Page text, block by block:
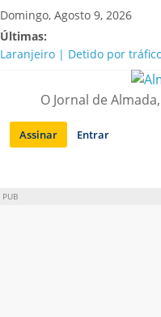
Saltar
para
conteúdo
Domingo, Agosto 9, 2026
Últimas:
Laranjeiro | Detido por
A “crise” da água em
Costa da Caparica | Polícia
irregularidades em
APA diz que falta de água
O Jornal de
Assinar Entrar
PUB